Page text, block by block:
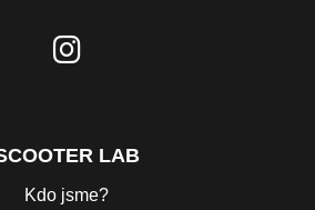
LAB
Kdo jsme?